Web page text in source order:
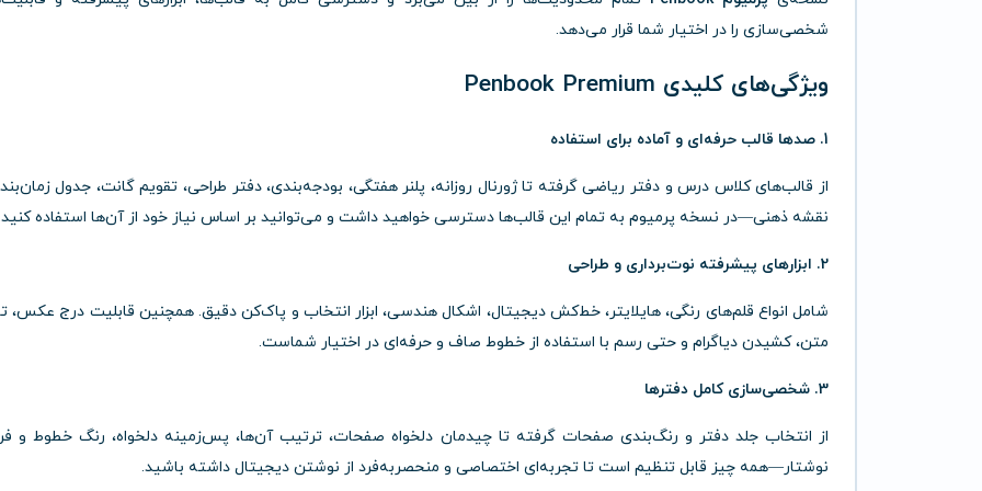
شخصی‌سازی را در اختیار شما قرار می‌دهد.
ویژگی‌های کلیدی Penbook Premium
1. صدها قالب حرفه‌ای و آماده برای استفاده
از قالب‌های کلاس درس و دفتر ریاضی گرفته تا ژورنال روزانه، پلنر هفتگی، بودجه‌بندی، دفتر طراحی، تقویم گانت، جدول
نقشه ذهنی—در نسخه پرمیوم به تمام این قالب‌ها دسترسی خواهید داشت و می‌توانید بر اساس نیاز خود از آن‌ها استفاده
2. ابزارهای پیشرفته نوت‌برداری و طراحی
شامل انواع قلم‌های رنگی، هایلایتر، خط‌کش دیجیتال، اشکال هندسی، ابزار انتخاب و پاک‌کن دقیق. همچنین قابلیت درج عکس،
متن، کشیدن دیاگرام و حتی رسم با استفاده از خطوط صاف و حرفه‌ای در اختیار شماست.
3. شخصی‌سازی کامل دفترها
از انتخاب جلد دفتر و رنگ‌بندی صفحات گرفته تا چیدمان دلخواه صفحات، ترتیب آن‌ها، پس‌زمینه دلخواه، رنگ خطوط و
نوشتار—همه چیز قابل تنظیم است تا تجربه‌ای اختصاصی و منحصربه‌فرد از نوشتن دیجیتال داشته باشید.